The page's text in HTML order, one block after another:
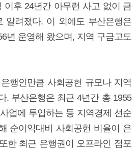
이후 24년간 아무런 사고 없이 금
알려졌다. 이 외에도 부산은행은
년 운영해 왔으며, 지역 구금고도
행인만큼 사회공헌 규모나 지역
. 부산은행은 최근 4년간 총 1955
업에 투입하는 등 지역경제 선순
순이익대비 사회공헌 비율이 은
한 최근 은행권이 오프라인 점포